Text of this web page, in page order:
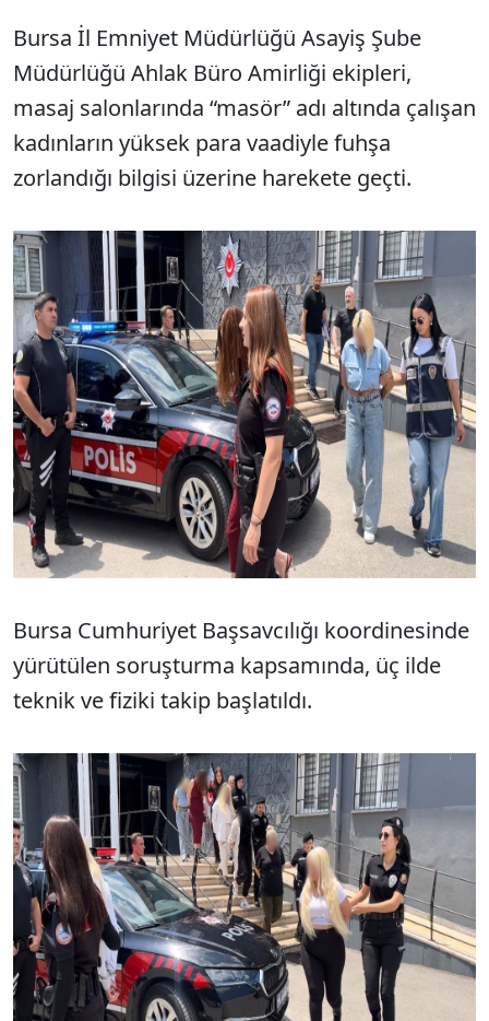
Bursa İl Emniyet Müdürlüğü Asayiş Şube
Müdürlüğü Ahlak Büro Amirliği ekipleri,
masaj salonlarında “masör” adı altında çalışan
kadınların yüksek para vaadiyle fuhşa
zorlandığı bilgisi üzerine harekete geçti.
Bursa Cumhuriyet Başsavcılığı koordinesinde
yürütülen soruşturma kapsamında, üç ilde
teknik ve fiziki takip başlatıldı.